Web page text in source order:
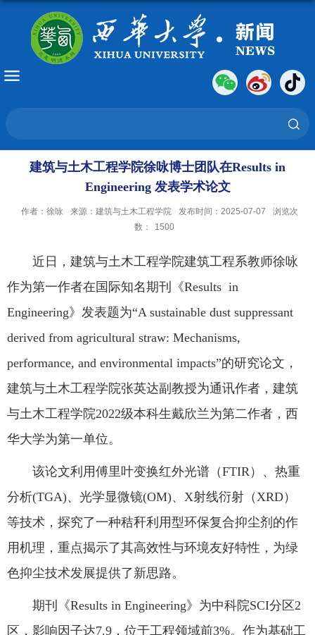
建筑与土木工程学院徐咏博士团队在Results in
Engineering 发表学术论文
作者：徐咏 来源：建筑与土木工程学院 发布时间：2025-07-07
浏览次
数：
1500
近日，建筑与土木工程学院建筑工程系教师徐咏
作为第一作者在国际知名期刊《Results in
Engineering》发表题为“A sustainable dust suppressant
derived from agricultural straw: Mechanisms,
performance, and environmental impacts”的研究论文，
建筑与土木工程学院张英达副教授为通讯作者，建筑
与土木工程学院2022级本科生戴欣兰为第二作者，西
华大学为第一单位。
该论文利用傅里叶变换红外光谱（FTIR）、热重
分析(TGA)、光学显微镜(OM)、X射线衍射（XRD）
等技术，探究了一种秸秆利用型环保复合抑尘剂的作
用机理，重点揭示了其高效性与环境友好特性，为绿
色抑尘技术发展提供了新思路。
期刊《Results in Engineering》为中科院SCI分区2
区，影响因子达7.9，位于工程领域前3%。作为基础工